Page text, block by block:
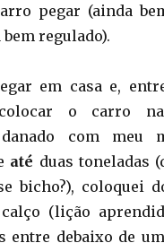
pegar (ainda
regulado).
em casa e,
o carro na
com meu
até duas toneladas
bicho?), coloquei
(lição
entre debaixo de